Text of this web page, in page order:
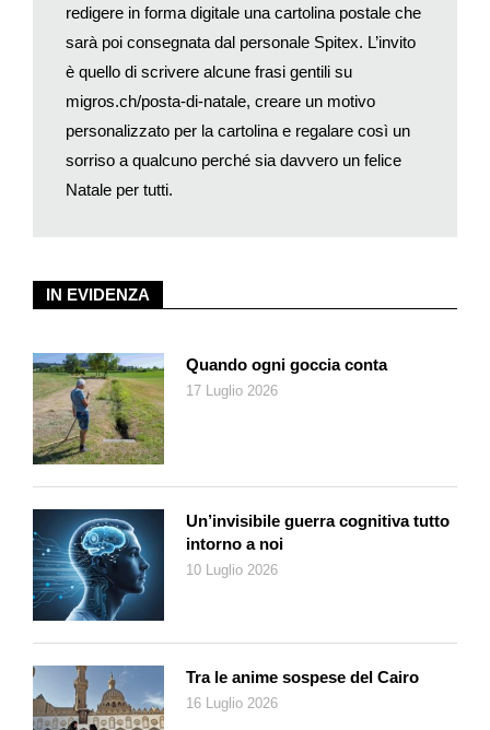
soleggiatissimo terrazzo ad aspettare gli altri, ognuno porta
qualcosa da mangiare e da condividere, Therry sforna una
pizza vegana, arrivano alla spicciolata Donatella, Patrizia,
Piera, Conny, Liliane, Tiziano e Alex. Si mangia, si chiacchiera,
ci si conosce, si scambiano idee e ci si racconta esperienze.
energia positiva è decisamente contagiosa, non stupisce che il
gruppo sia così allargato e intergenerazionale. Conny mi
piccolo gruppo di donne, al massimo 5 o 6 persone, che metta
al centro dell’attenzione l’ascolto e la comprensione, per
del progetto, ognuno può scegliere la Tavolata che più
corrisponde alla propria personalità e ai propri desideri, basta
un piccolo passo e un po’ di coraggio.
IN EVIDENZA
Quando ogni goccia conta
17 Luglio 2026
Un’invisibile guerra cognitiva tutto
intorno a noi
10 Luglio 2026
Tra le anime sospese del Cairo
16 Luglio 2026
redigere in forma digitale una cartolina postale che
sarà poi consegnata dal personale Spitex. L’invito
è quello di scrivere alcune frasi gentili su
migros.ch/posta-di-natale, creare un motivo
personalizzato per la cartolina e regalare così un
sorriso a qualcuno perché sia davvero un felice
Natale per tutti.